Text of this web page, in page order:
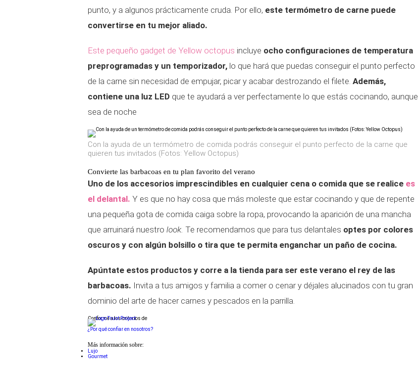
punto, y a algunos prácticamente cruda. Por ello, este termómetro de carne puede
convertirse en tu mejor aliado.
Este pequeño gadget de Yellow octopus incluye ocho configuraciones de temperatura
preprogramadas y un temporizador, lo que hará que puedas conseguir el punto perfecto
de la carne sin necesidad de empujar, picar y acabar destrozando el filete. Además,
contiene una luz LED que te ayudará a ver perfectamente lo que estás cocinando, aunque
sea de noche
Con la ayuda de un termómetro de comida podrás conseguir el punto perfecto de la carne que
quieren tus invitados (Fotos: Yellow Octopus)
Convierte las barbacoas en tu plan favorito del verano
Uno de los accesorios imprescindibles en cualquier cena o comida que se realice es
el delantal. Y es que no hay cosa que más moleste que estar cocinando y que de repente
una pequeña gota de comida caiga sobre la ropa, provocando la aparición de una mancha
que arruinará nuestro look. Te recomendamos que para tus delantales optes por colores
oscuros y con algún bolsillo o tira que te permita enganchar un paño de cocina.
Apúntate estos productos y corre a la tienda para ser este verano el rey de las
barbacoas. Invita a tus amigos y familia a comer o cenar y déjales alucinados con tu gran
dominio del arte de hacer carnes y pescados en la parrilla.
Conforme a los criterios de
¿Por qué confiar en nosotros?
Más información sobre:
Lujo
Gourmet